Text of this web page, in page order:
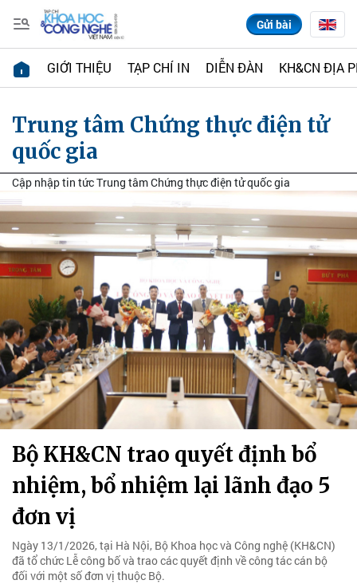
Gửi bài
GIỚI THIỆU TẠP CHÍ IN DIỄN ĐÀN KH&CN ĐỊA
Trung tâm Chứng thực điện tử
quốc gia
Cập nhập tin tức Trung tâm Chứng thực điện tử quốc gia
Bộ KH&CN trao quyết định bổ
nhiệm, bổ nhiệm lại lãnh đạo 5
đơn vị
Ngày 13/1/2026, tại Hà Nội, Bộ Khoa học và Công nghệ (KH&CN)
đã tổ chức Lễ công bố và trao các quyết định về công tác cán bộ
đối với một số đơn vị thuộc Bộ.